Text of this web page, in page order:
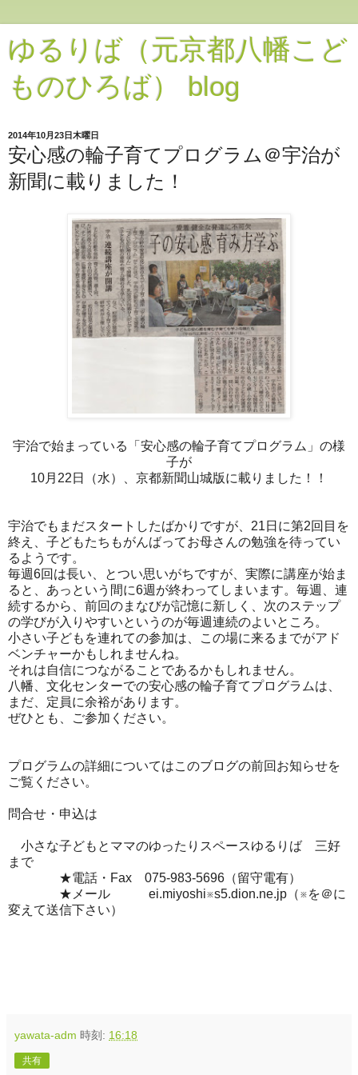
ゆるりば（元京都八幡こど
ものひろば） blog
2014年10月23日木曜日
安心感の輪子育てプログラム＠宇治が
新聞に載りました！
宇治で始まっている「安心感の輪子育てプログラム」の様
子が
10月22日（水）、京都新聞山城版に載りました！！
宇治でもまだスタートしたばかりですが、21日に第2回目を
終え、子どもたちもがんばってお母さんの勉強を待ってい
るようです。
毎週6回は長い、とつい思いがちですが、実際に講座が始ま
ると、あっという間に6週が終わってしまいます。毎週、連
続するから、前回のまなびが記憶に新しく、次のステップ
の学びが入りやすいというのが毎週連続のよいところ。
小さい子どもを連れての参加は、この場に来るまでがアド
ベンチャーかもしれませんね。
それは自信につながることであるかもしれません。
八幡、文化センターでの安心感の輪子育てプログラムは、
まだ、定員に余裕があります。
ぜひとも、ご参加ください。
プログラムの詳細についてはこのブログの前回お知らせを
ご覧ください。
問合せ・申込は
小さな子どもとママのゆったりスペースゆるりば 三好
まで
★電話・Fax 075-983-5696（留守電有）
★メール ei.miyoshi※s5.dion.ne.jp（※を＠に
変えて送信下さい）
yawata-adm 時刻: 16:18
共有